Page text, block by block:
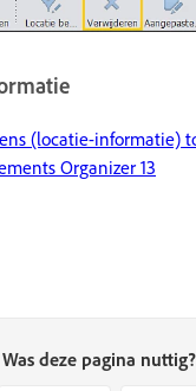
(locatie-informatie)
Organizer 13
Was deze pagina nuttig?